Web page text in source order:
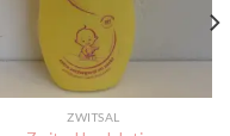
ZWITSAL